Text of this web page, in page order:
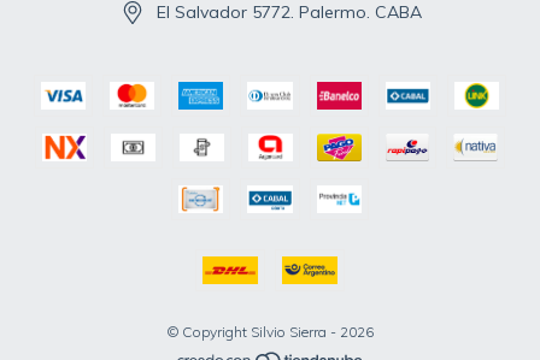
El Salvador 5772. Palermo. CABA
© Copyright Silvio Sierra - 2026